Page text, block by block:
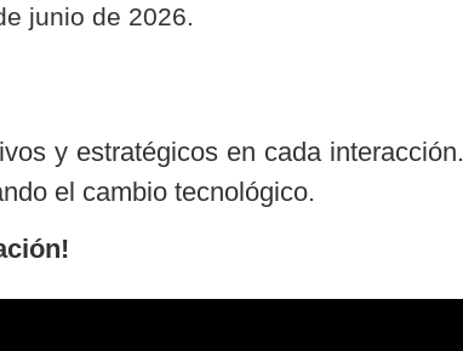
junio de 2026.
y estratégicos en cada interacción.
el cambio tecnológico.